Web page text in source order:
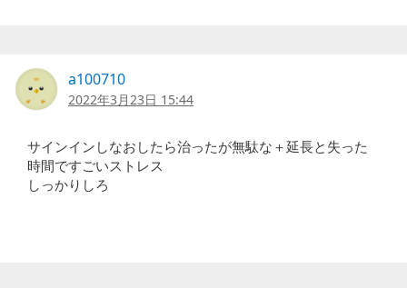
a100710
2022年3月23日 15:44
サインインしなおしたら治ったが無駄な＋延長と失った
時間ですごいストレス
しっかりしろ